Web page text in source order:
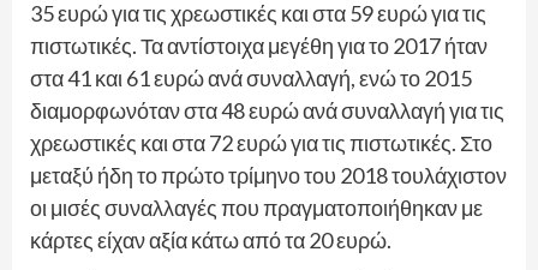
35 ευρώ για τις χρεωστικές και στα 59 ευρώ για τις
πιστωτικές. Τα αντίστοιχα μεγέθη για το 2017 ήταν
στα 41 και 61 ευρώ ανά συναλλαγή, ενώ το 2015
διαμορφωνόταν στα 48 ευρώ ανά συναλλαγή για τις
χρεωστικές και στα 72 ευρώ για τις πιστωτικές. Στο
μεταξύ ήδη το πρώτο τρίμηνο του 2018 τουλάχιστον
οι μισές συναλλαγές που πραγματοποιήθηκαν με
κάρτες είχαν αξία κάτω από τα 20 ευρώ.